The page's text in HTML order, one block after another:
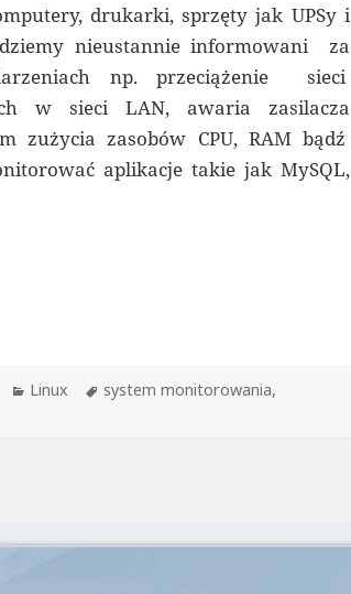
drukarki, sprzęty jak UPSy i
nieustannie informowani za
np. przeciążenie sieci
w sieci LAN, awaria zasilacza
zużycia zasobów CPU, RAM bądź
aplikacje takie jak MySQL,
Kategorie
Linux Tagi
system monitorowania,
– Server Instalacja – Debian